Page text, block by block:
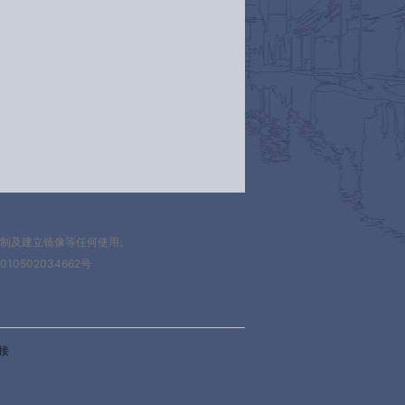
及建立镜像等任何使用。
号